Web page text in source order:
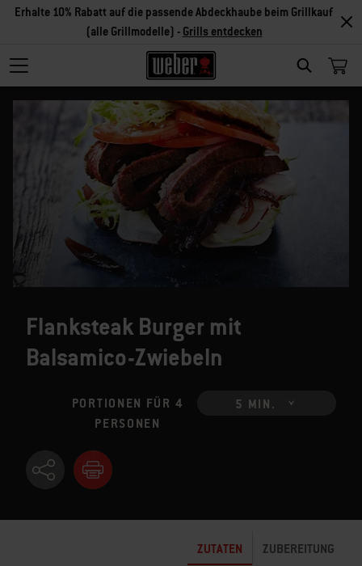
SEARCH
Erhalte 10% Rabatt auf die passende Abdeckhaube beim Grillkauf
(alle Grillmodelle) - Grills entdecken
Flanksteak Burger mit
Balsamico-Zwiebeln
PORTIONEN FÜR 4
PERSONEN
5 MIN.
ZUTATEN ZUBEREITUNG